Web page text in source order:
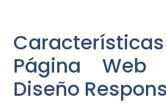
Página Web
Diseño